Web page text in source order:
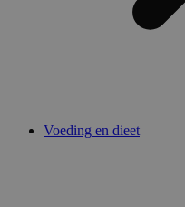
Voeding en dieet